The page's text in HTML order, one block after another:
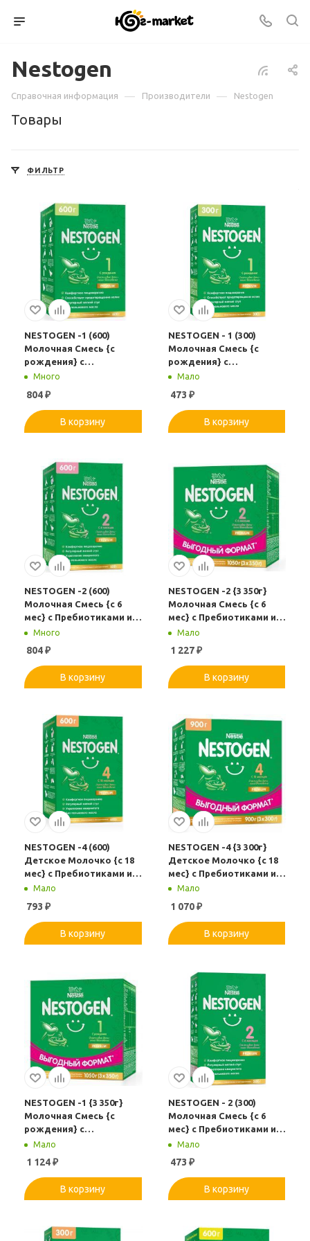
Nestogen
Справочная информация — Производители — Nestogen
Товары
ФИЛЬТР
NESTOGEN -1 (600)
Молочная Смесь {с
рождения} с
Пребиотиками и
Много
804₽
В корзину
NESTOGEN - 1 (300)
Молочная Смесь {с
рождения} с
Пребиотиками и
Мало
473 ₽
В корзину
NESTOGEN -2 (600)
Молочная Смесь {с 6
мес} с Пребиотиками и
Лактобактериями 600г
Много
804₽
В корзину
NESTOGEN -2 {3 350г}
Молочная Смесь {с 6
мес} с Пребиотиками и
Лактобактериями 1050г.
Мало
1 227₽
В корзину
NESTOGEN -4 (600)
Детское Молочко {с 18
мес} с Пребиотиками и
Лактобактериями 600г
Мало
793 ₽
В корзину
NESTOGEN -4 {3 300г}
Детское Молочко {с 18
мес} с Пребиотиками и
Лактобактериями 900г.
Мало
1 070₽
В корзину
NESTOGEN -1 {3 350г}
Молочная Смесь {с
рождения} с
Пребиотиками и
Мало
1 124₽
В корзину
NESTOGEN - 2 (300)
Молочная Смесь {с 6
мес} с Пребиотиками и
Лактобактериями 300г.
Мало
473 ₽
В корзину